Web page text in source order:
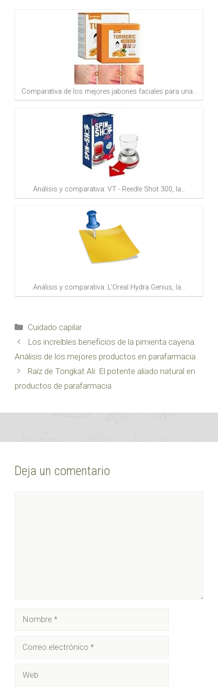
Comparativa de los mejores jabones faciales para una…
Análisis y comparativa: VT - Reedle Shot 300, la…
Análisis y comparativa: L'Oreal Hydra Genius, la…
Categorías
Cuidado capilar
Los increíbles beneficios de la pimienta cayena:
Análisis de los mejores productos en parafarmacia
Raíz de Tongkat Ali: El potente aliado natural en
productos de parafarmacia
Deja un comentario
electrónico